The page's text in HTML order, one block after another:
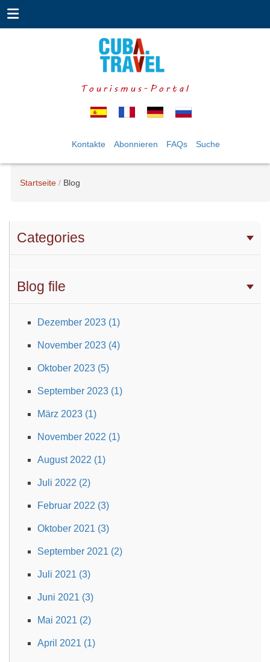
Tourismus-Portal
Kontakte Abonnieren FAQs Suche
Startseite Blog
Categories
Blog file
Dezember 2023 (1)
November 2023 (4)
Oktober 2023 (5)
September 2023 (1)
März 2023 (1)
November 2022 (1)
August 2022 (1)
Juli 2022 (2)
Februar 2022 (3)
Oktober 2021 (3)
September 2021 (2)
Juli 2021 (3)
Juni 2021 (3)
Mai 2021 (2)
April 2021 (1)